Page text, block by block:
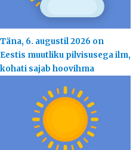
Täna, 6. augustil 2026 on
Eestis muutliku pilvisusega ilm,
kohati sajab hoovihma